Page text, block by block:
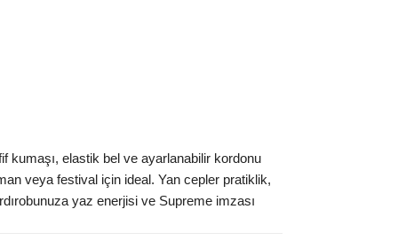
kumaşı, elastik bel ve ayarlanabilir kordonu
veya festival için ideal. Yan cepler pratiklik,
yaz enerjisi ve Supreme imzası